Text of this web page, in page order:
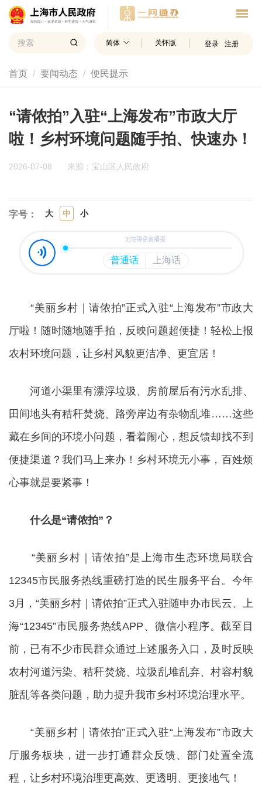
简体 关怀版 登录 注册
首页 要闻动态 便民提示
“请侬拍”入驻“上海发布”市政大厅
啦！乡村环境问题随手拍、快速办！
2026-07-08 来源：宝山区人民政府
字号： 大 中 小
“美丽乡村｜请侬拍”正式入驻“上海发布”市政大
厅啦！随时随地随手拍，反映问题超便捷！轻松上报
农村环境问题，让乡村风貌更洁净、更宜居！
河道小渠里有漂浮垃圾、房前屋后有污水乱排、
田间地头有秸秆焚烧、路旁岸边有杂物乱堆……这些
藏在乡间的环境小问题，看着闹心，想反馈却找不到
便捷渠道？我们马上来办！乡村环境无小事，百姓烦
心事就是要紧事！
什么是“请侬拍”？
“美丽乡村｜请侬拍”是上海市生态环境局联合
12345市民服务热线重磅打造的民生服务平台。今年
3月，“美丽乡村｜请侬拍”正式入驻随申办市民云、上
海“12345”市民服务热线APP、微信小程序。截至目
前，已有不少市民群众通过上述服务入口，及时反映
农村河道污染、秸秆焚烧、垃圾乱堆乱弃、村容村貌
脏乱等各类问题，助力提升我市乡村环境治理水平。
“美丽乡村｜请侬拍”正式入驻“上海发布”市政大
厅服务板块，进一步打通群众反馈、部门处置全流
程，让乡村环境治理更高效、更透明、更接地气！